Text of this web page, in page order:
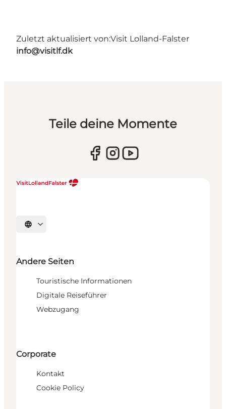
Zuletzt aktualisiert von:Visit Lolland-Falster
info@visitlf.dk
Teile deine Momente
Sprache auswählen
Andere Seiten
Touristische Informationen
Digitale Reiseführer
Webzugang
Corporate
Kontakt
Cookie Policy